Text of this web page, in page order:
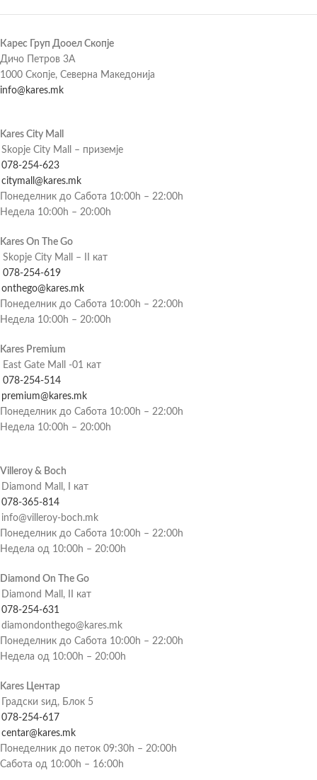
Карес Груп Дооел Скопје
Дичо Петров 3А
1000 Скопје, Северна Македонија
info@kares.mk
Kares City Mall
Skopje City Mall – приземје
078-254-623
citymall@kares.mk
Понеделник до Сабота 10:00h – 22:00h
Недела 10:00h – 20:00h
Kares On The Go
Skopje City Mall – II кат
078-254-619
onthego@kares.mk
Понеделник до Сабота 10:00h – 22:00h
Недела 10:00h – 20:00h
Kares Premium
East Gate Mall -01 кат
078-254-514
premium@kares.mk
Понеделник до Сабота 10:00h – 22:00h
Недела 10:00h – 20:00h
Villeroy & Boch
Diamond Mall, I кат
078-365-814
info@villeroy-boch.mk
Понеделник до Сабота 10:00h – 22:00h
Недела од 10:00h – 20:00h
Diamond On The Go
Diamond Mall, II кат
078-254-631
diamondonthego@kares.mk
Понеделник до Сабота 10:00h – 22:00h
Недела од 10:00h – 20:00h
Kares Центар
Градски ѕид, Блок 5
078-254-617
centar@kares.mk
Понеделник до петок 09:30h – 20:00h
Сабота од 10:00h – 16:00h